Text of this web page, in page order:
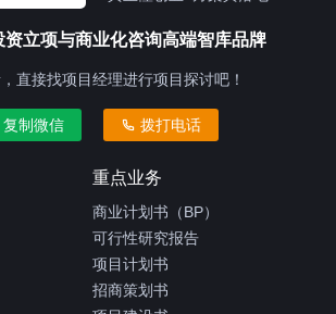
资立项与商业化咨询高端智库品牌
直接找项目经理进行项目探讨吧！
复制微信 拨打电话
重点业务
商业计划书（BP）
可行性研究报告
项目计划书
招商策划书